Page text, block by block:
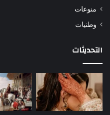
منوعات
وطنيات
التحديثات